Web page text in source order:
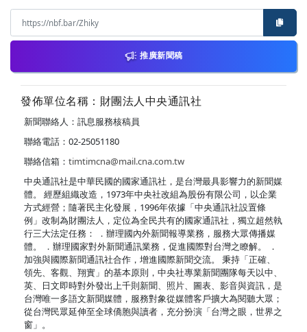
推廣新聞稿
發佈單位名稱：財團法人中央通訊社
新聞聯絡人：訊息服務核稿員
聯絡電話：02-25051180
聯絡信箱： timtimcna@mail.cna.com.tw
中央通訊社是中華民國的國家通訊社，是台灣最具影響力的新聞媒
體。 經歷組織改造，1973年中央社改組為股份有限公司，以企業
方式經營；隨著民主化發展，1996年依據「中央通訊社設置條
例」改制為財團法人，定位為全民共有的國家通訊社，獨立超然執
行三大法定任務： ．辦理國內外新聞報導業務，服務大眾傳播媒
體。 ．辦理國家對外新聞通訊業務，促進國際對台灣之瞭解。 ．
加強與國際新聞通訊社合作，增進國際新聞交流。 秉持「正確、
領先、客觀、翔實」的基本原則，中央社專業新聞團隊每天以中、
英、日文即時對外發出上千則新聞、照片、圖表、影音與資訊，是
台灣唯一多語文新聞媒體，服務對象從媒體客戶擴大為閱聽大眾；
從台灣民眾延伸至全球僑胞與讀者，充分扮演「台灣之眼，世界之
窗」。